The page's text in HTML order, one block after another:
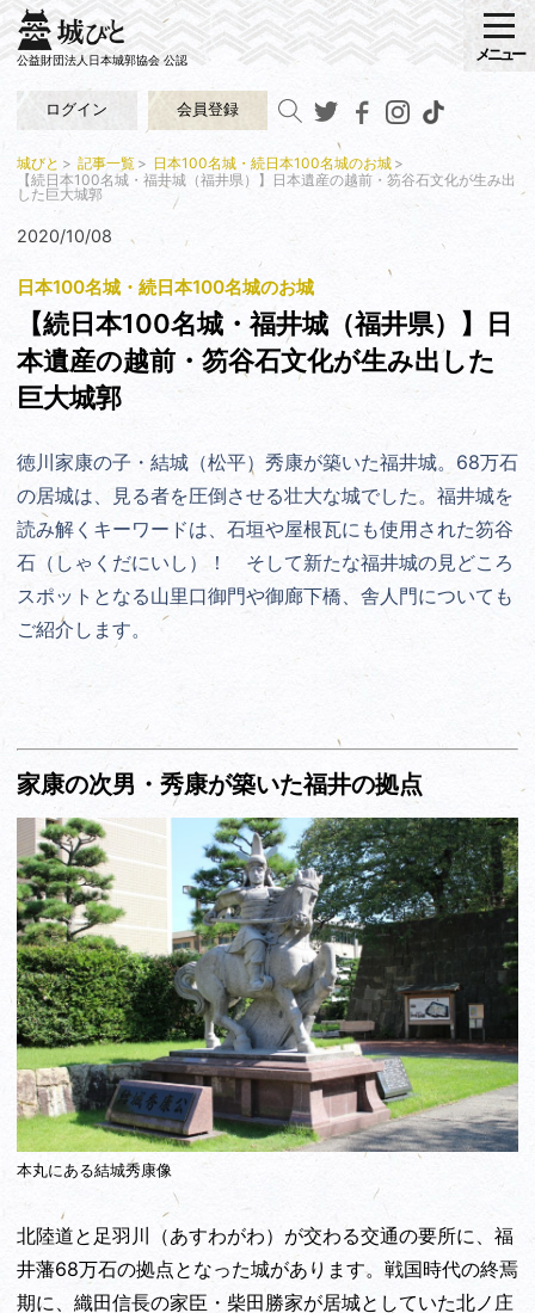
公益財団法人日本城郭協会 公認
ログイン 会員登録
メニュー
城びと 記事一覧
日本100名城・続日本100名城のお城
【続日本100名城・福井城（福井県）】日本遺産の越前・笏谷石文化が生み出
した巨大城郭
2020/10/08
日本100名城・続日本100名城のお城
【続日本100名城・福井城（福井県）】日
本遺産の越前・笏谷石文化が生み出した
巨大城郭
徳川家康の子・結城（松平）秀康が築いた福井城。68万石
の居城は、見る者を圧倒させる壮大な城でした。福井城を
読み解くキーワードは、石垣や屋根瓦にも使用された笏谷
石（しゃくだにいし）！ そして新たな福井城の見どころ
スポットとなる山里口御門や御廊下橋、舎人門についても
ご紹介します。
家康の次男・秀康が築いた福井の拠点
本丸にある結城秀康像
北陸道と足羽川（あすわがわ）が交わる交通の要所に、福
井藩68万石の拠点となった城があります。戦国時代の終焉
期に、織田信長の家臣・柴田勝家が居城としていた北ノ庄